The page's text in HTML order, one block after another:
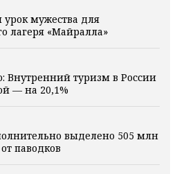
мужества для
лагеря «Майралла»
туризм в России
— на 20,1%
выделено 505 млн
паводков